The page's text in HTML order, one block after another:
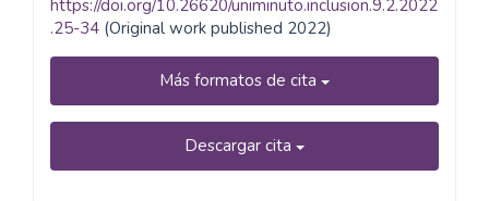
https://doi.org/10.26620/uniminuto.inclusion.9.2.2022
.25-34 (Original work published 2022)
Más formatos de cita
Descargar cita